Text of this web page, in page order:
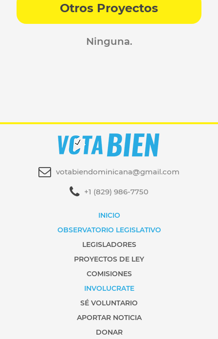
Otros Proyectos
Ninguna.
votabiendominicana@gmail.com
+1 (829) 986-7750
INICIO
OBSERVATORIO LEGISLATIVO
LEGISLADORES
PROYECTOS DE LEY
COMISIONES
INVOLUCRATE
SÉ VOLUNTARIO
APORTAR NOTICIA
DONAR